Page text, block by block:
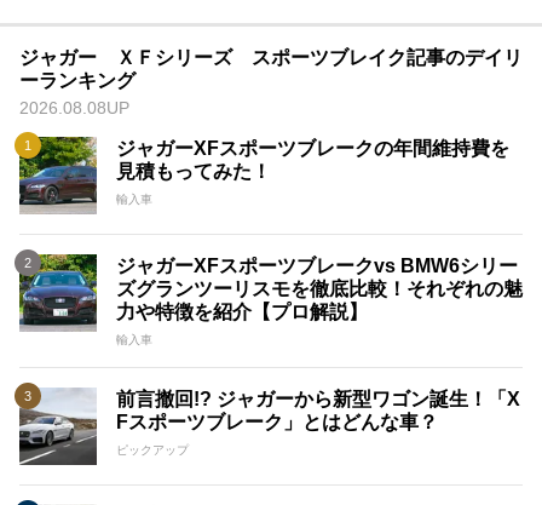
ジャガー ＸＦシリーズ スポーツブレイク記事のデイリ
ーランキング
2026.08.08UP
ジャガーXFスポーツブレークの年間維持費を
見積もってみた！
輸入車
ジャガーXFスポーツブレークvs BMW6シリー
ズグランツーリスモを徹底比較！それぞれの魅
力や特徴を紹介【プロ解説】
輸入車
前言撤回!? ジャガーから新型ワゴン誕生！「X
Fスポーツブレーク」とはどんな車？
ピックアップ